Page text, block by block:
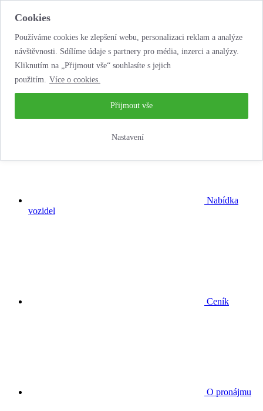
Cookies
Používáme cookies ke zlepšení webu, personalizaci reklam a analýze
návštěvnosti. Sdílíme údaje s partnery pro média, inzerci a analýzy.
Kliknutím na „Přijmout vše“ souhlasíte s jejich
použitím. Více o cookies.
Nastavení
Přijmout vše
Nabídka
vozidel
Ceník
O pronájmu